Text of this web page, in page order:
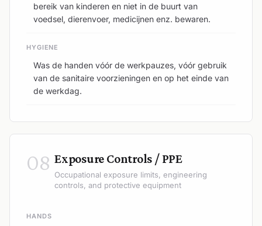
bereik van kinderen en niet in de buurt van
voedsel, dierenvoer, medicijnen enz. bewaren.
HYGIENE
Was de handen vóór de werkpauzes, vóór gebruik
van de sanitaire voorzieningen en op het einde van
de werkdag.
08 Exposure Controls / PPE
Occupational exposure limits, engineering
controls, and protective equipment
HANDS